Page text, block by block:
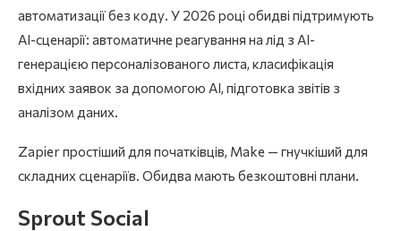
автоматизації без коду. У 2026 році обидві підтримують
AI-сценарії: автоматичне реагування на лід з AI-
генерацією персоналізованого листа, класифікація
вхідних заявок за допомогою AI, підготовка звітів з
аналізом даних.
Zapier простіший для початківців, Make — гнучкіший для
складних сценаріїв. Обидва мають безкоштовні плани.
Sprout Social